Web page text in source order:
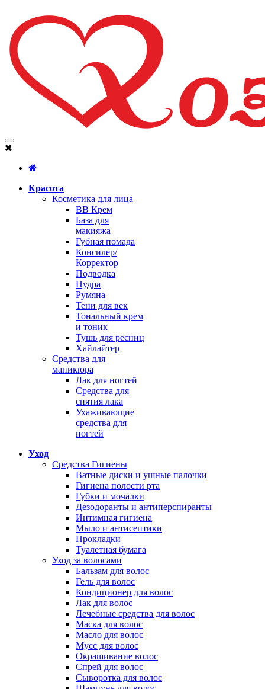
Красота
Косметика для лица
BB Крем
База для
макияжа
Губная помада
Консилер/
Корректор
Подводка
Пудра
Румяна
Тени для век
Тональный крем
и тоник
Тушь для ресниц
Хайлайтер
Средства для
маникюра
Лак для ногтей
Средства для
снятия лака
Ухаживающие
средства для
ногтей
Уход
Средства Гигиены
Ватные диски и ушные палочки
Гигиена полости рта
Губки и мочалки
Дезодоранты и антиперспиранты
Интимная гигиена
Мыло и антисептики
Прокладки
Туалетная бумага
Уход за волосами
Бальзам для волос
Гель для волос
Кондиционер для волос
Лак для волос
Лечебные средства для волос
Маска для волос
Масло для волос
Мусс для волос
Окрашивание волос
Спрей для волос
Сыворотка для волос